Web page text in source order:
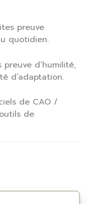
preuve
quotidien.
d’humilité,
d’adaptation.
de CAO /
de